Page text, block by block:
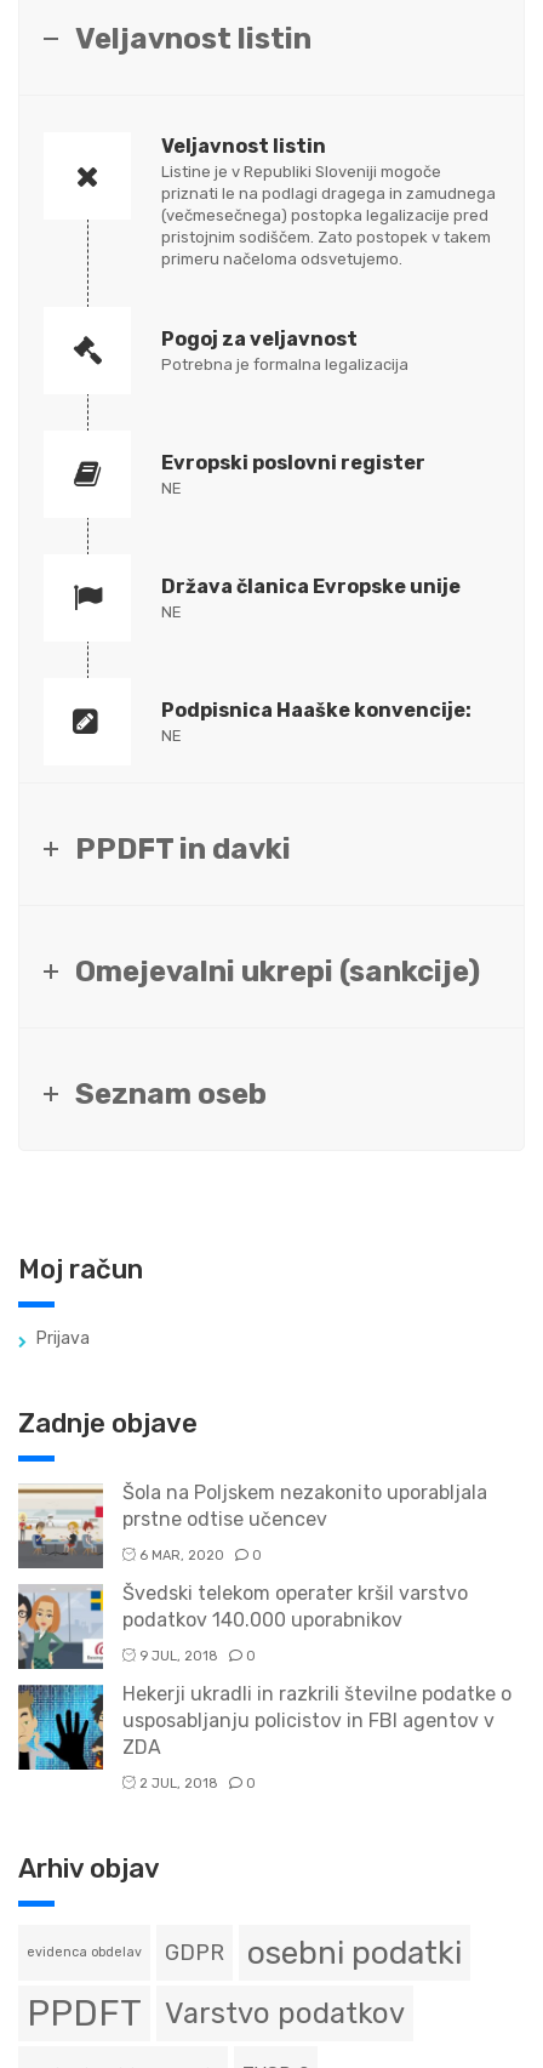
Veljavnost listin
Veljavnost listin
Listine je v Republiki Sloveniji mogoče
priznati le na podlagi dragega in zamudnega
(večmesečnega) postopka legalizacije pred
pristojnim sodiščem. Zato postopek v takem
primeru načeloma odsvetujemo.
Pogoj za veljavnost
Potrebna je formalna legalizacija
Evropski poslovni register
NE
Država članica Evropske unije
NE
Podpisnica Haaške konvencije:
NE
PPDFT in davki
Omejevalni ukrepi (sankcije)
Seznam oseb
Moj račun
Prijava
Zadnje objave
Šola na Poljskem nezakonito uporabljala
prstne odtise učencev
6 MAR, 2020 0
Švedski telekom operater kršil varstvo
podatkov 140.000 uporabnikov
9 JUL, 2018 0
Hekerji ukradli in razkrili številne podatke o
usposabljanju policistov in FBI agentov v
ZDA
2 JUL, 2018 0
Arhiv objav
evidenca obdelav GDPR osebni podatki
PPDFT Varstvo podatkov